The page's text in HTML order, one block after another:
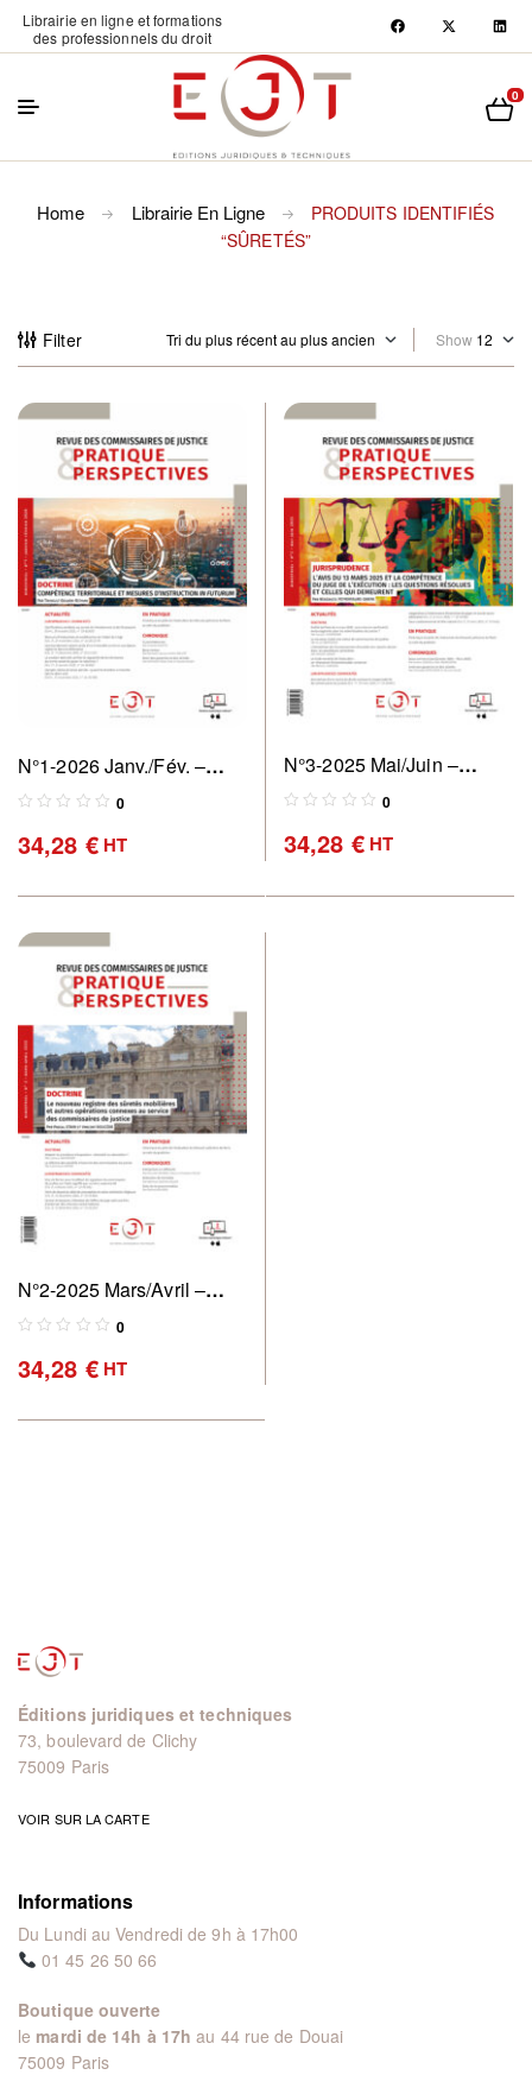
Librairie en ligne et formations
des professionnels du droit
0
Home Librairie En Ligne
PRODUITS IDENTIFIÉS
“SÛRETÉS”
Filter Show
N°1-2026 Janv./Fév. –
Revue des commissaires
perspectives
0
34,28 €HT
N°3-2025 Mai/Juin –
Revue des commissaires
perspectives
0
34,28 €HT
N°2-2025 Mars/Avril –
Revue des commissaires
perspectives
0
34,28 €HT
Éditions juridiques et techniques
73, boulevard de Clichy
75009 Paris
VOIR SUR LA CARTE
Informations
Du Lundi au Vendredi de 9h à 17h00
01 45 26 50 66
Boutique ouverte
le mardi de 14h à 17h au 44 rue de Douai
75009 Paris